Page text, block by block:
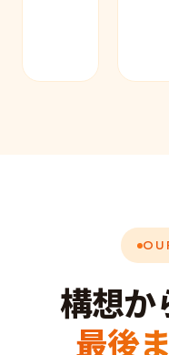
構想か
最後